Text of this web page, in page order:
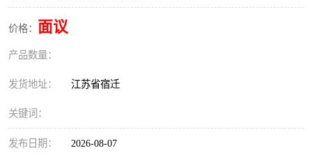
价格： 面议
产品数量：
发货地址： 江苏省宿迁
关键词：
发布日期： 2026-08-07